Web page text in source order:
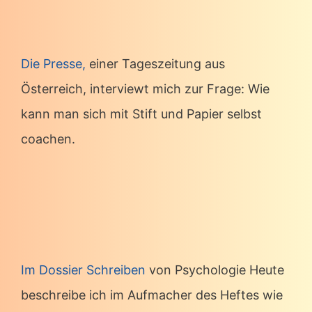
Die Presse, einer Tageszeitung aus
Österreich, interviewt mich zur Frage: Wie
kann man sich mit Stift und Papier selbst
coachen.
Im Dossier Schreiben von Psychologie Heute
beschreibe ich im Aufmacher des Heftes wie